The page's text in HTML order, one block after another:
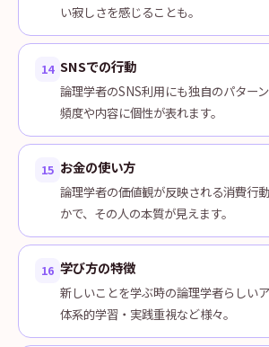
い寂しさを感じることも。
14 SNSでの行動
論理学者のSNS利用にも独自のパター
頻度や内容に個性が表れます。
15 お金の使い方
論理学者の価値観が反映される消費行
かで、その人の本質が見えます。
16 学び方の特徴
新しいことを学ぶ時の論理学者らしい
体系的学習・実践重視など様々。